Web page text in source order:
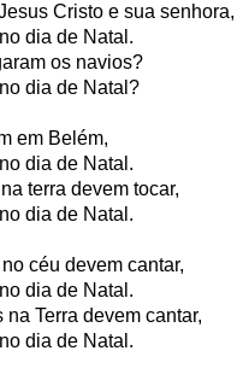
Cristo e sua senhora,
dia de Natal.
os navios?
dia de Natal?
em Belém,
dia de Natal.
terra devem tocar,
dia de Natal.
céu devem cantar,
dia de Natal.
na Terra devem cantar,
dia de Natal.